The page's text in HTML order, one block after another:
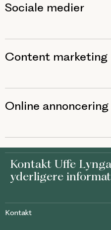
Sociale medier
Content marketing
Online annoncering
Kontakt Uffe
yderligere
Kontakt